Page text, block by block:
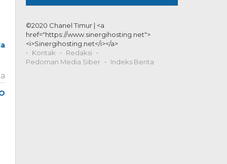
©2020 Chanel Timur | <a
href="https://www.sinergihosting.net">
<i>Sinergihosting.net</i></a>
Kontak
Redaksi
Pedoman Media Siber
Indeks Berita